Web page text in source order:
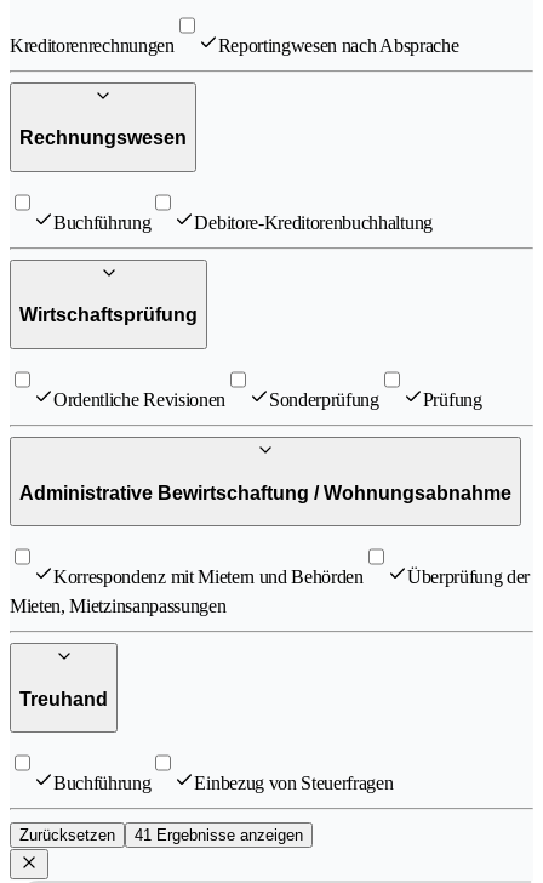
Kreditorenrechnungen Reportingwesen nach Absprache
Rechnungswesen
Buchführung Debitore-Kreditorenbuchhaltung
Wirtschaftsprüfung
Ordentliche Revisionen Sonderprüfung Prüfung
Administrative Bewirtschaftung / Wohnungsabnahme
Korrespondenz mit Mietern und Behörden
Überprüfung der
Mieten, Mietzinsanpassungen
Treuhand
Buchführung Einbezug von Steuerfragen
Zurücksetzen 41 Ergebnisse anzeigen